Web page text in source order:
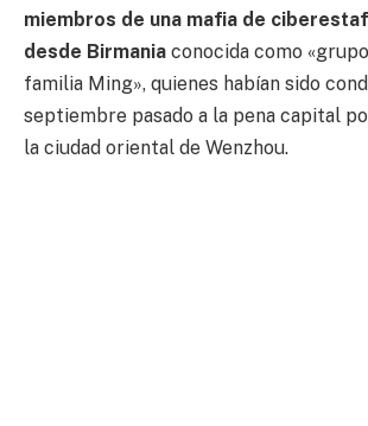
miembros de una mafia de
desde Birmania conocida como
familia Ming», quienes habían sido
septiembre pasado a la pena capital
la ciudad oriental de Wenzhou.